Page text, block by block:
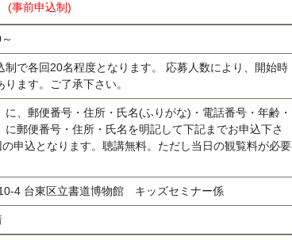
(事前申込制)
～
程度となります。 応募人数により、開始時
ます。ご了承下さい。
、郵便番号・住所・氏名(ふりがな)・電話番号・年齢・
郵便番号・住所・氏名を明記して下記までお申込下さ
申込となります。聴講無料。ただし当日の観覧料が必要
〒110-0003 台東区根岸2-10-4 台東区立書道博物館 キッズセミナー係